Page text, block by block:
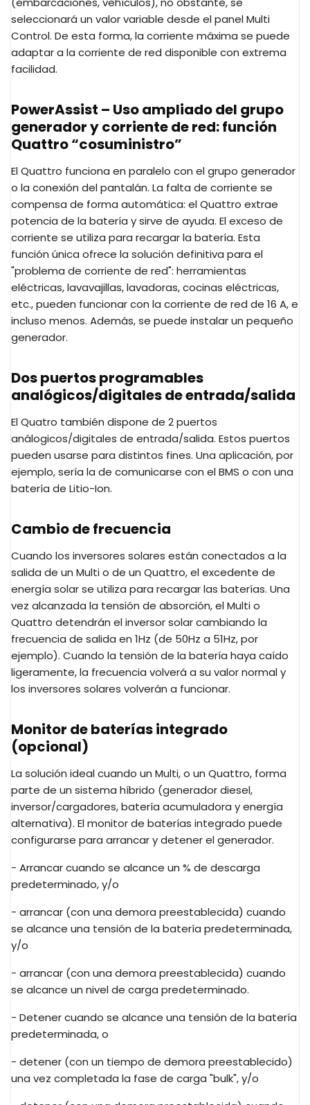
seleccionará un valor variable desde el panel Multi
Control. De esta forma, la corriente máxima se puede
adaptar a la corriente de red disponible con extrema
facilidad.
PowerAssist – Uso ampliado del grupo
generador y corriente de red: función
Quattro “cosuministro”
El Quattro funciona en paralelo con el grupo generador
o la conexión del pantalán. La falta de corriente se
compensa de forma automática: el Quattro extrae
potencia de la batería y sirve de ayuda. El exceso de
corriente se utiliza para recargar la batería. Esta
función única ofrece la solución definitiva para el
"problema de corriente de red": herramientas
eléctricas, lavavajillas, lavadoras, cocinas eléctricas,
etc., pueden funcionar con la corriente de red de 16 A, e
incluso menos. Además, se puede instalar un pequeño
generador.
Dos puertos programables
analógicos/digitales de entrada/salida
El Quatro también dispone de 2 puertos
análogicos/digitales de entrada/salida. Estos puertos
pueden usarse para distintos fines. Una aplicación, por
ejemplo, sería la de comunicarse con el BMS o con una
batería de Litio-Ion.
Cambio de frecuencia
Cuando los inversores solares están conectados a la
salida de un Multi o de un Quattro, el excedente de
energía solar se utiliza para recargar las baterías. Una
vez alcanzada la tensión de absorción, el Multi o
Quattro detendrán el inversor solar cambiando la
frecuencia de salida en 1Hz (de 50Hz a 51Hz, por
ejemplo). Cuando la tensión de la batería haya caído
ligeramente, la frecuencia volverá a su valor normal y
los inversores solares volverán a funcionar.
Monitor de baterías integrado
(opcional)
La solución ideal cuando un Multi, o un Quattro, forma
parte de un sistema híbrido (generador diesel,
inversor/cargadores, batería acumuladora y energía
alternativa). El monitor de baterías integrado puede
configurarse para arrancar y detener el generador.
- Arrancar cuando se alcance un % de descarga
predeterminado, y/o
- arrancar (con una demora preestablecida) cuando
se alcance una tensión de la batería predeterminada,
y/o
- arrancar (con una demora preestablecida) cuando
se alcance un nivel de carga predeterminado.
- Detener cuando se alcance una tensión de la batería
predeterminada, o
- detener (con un tiempo de demora preestablecido)
una vez completada la fase de carga "bulk", y/o